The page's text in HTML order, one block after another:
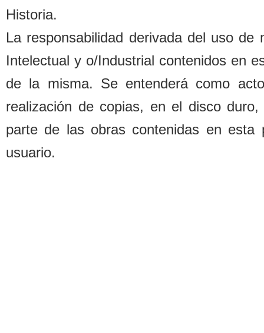
Historia.
La responsabilidad derivada del uso de
Intelectual y o/Industrial contenidos en
de la misma. Se entenderá como
realización de copias, en el disco
parte de las obras contenidas en esta
usuario.